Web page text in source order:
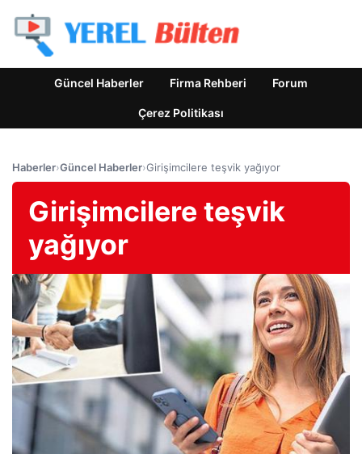
Güncel Haberler Firma Rehberi Forum
Çerez Politikası
Haberler›Güncel Haberler›Girişimcilere teşvik yağıyor
Girişimcilere teşvik
yağıyor